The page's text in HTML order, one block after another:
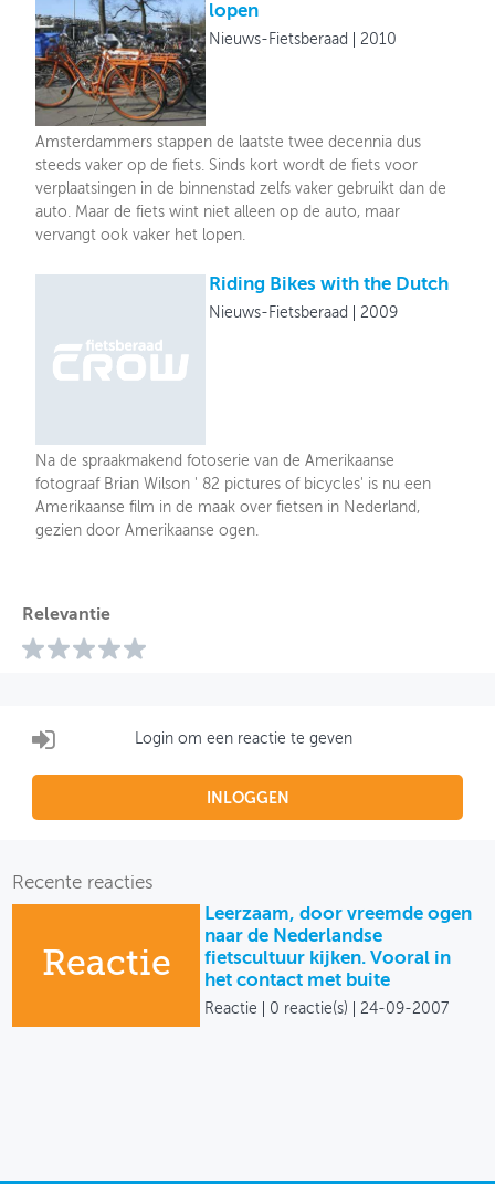
lopen
Nieuws-Fietsberaad 2010
Amsterdammers stappen de laatste twee decennia dus
steeds vaker op de fiets. Sinds kort wordt de fiets voor
verplaatsingen in de binnenstad zelfs vaker gebruikt dan de
auto. Maar de fiets wint niet alleen op de auto, maar
vervangt ook vaker het lopen.
Riding Bikes with the Dutch
Nieuws-Fietsberaad 2009
Na de spraakmakend fotoserie van de Amerikaanse
fotograaf Brian Wilson ' 82 pictures of bicycles' is nu een
Amerikaanse film in de maak over fietsen in Nederland,
gezien door Amerikaanse ogen.
Relevantie
Login om een reactie te geven
INLOGGEN
Recente reacties
Reactie
Leerzaam, door vreemde ogen
naar de Nederlandse
fietscultuur kijken. Vooral in
het contact met buite
Reactie 0 reactie(s) 24-09-2007